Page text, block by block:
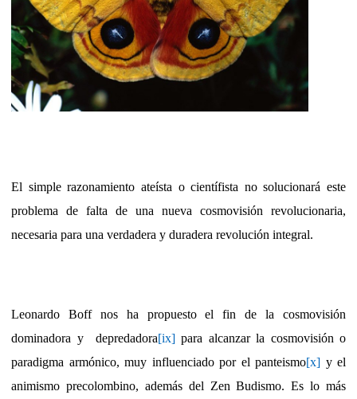
El simple razonamiento ateísta o científista no solucionará este
problema de falta de una nueva cosmovisión revolucionaria,
necesaria para una verdadera y duradera revolución integral.
Leonardo Boff nos ha propuesto el fin de la cosmovisión
dominadora y
depredadora[ix]para alcanzar la cosmovisión o
paradigma armónico, muy influenciado por el panteismo[x] y el
animismo precolombino, además del Zen Budismo. Es lo más